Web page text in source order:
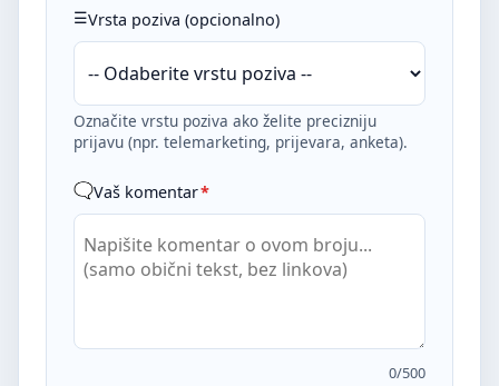
Vrsta poziva (opcionalno)
Označite vrstu poziva ako želite precizniju
prijavu (npr. telemarketing, prijevara, anketa).
Vaš komentar*
0/500